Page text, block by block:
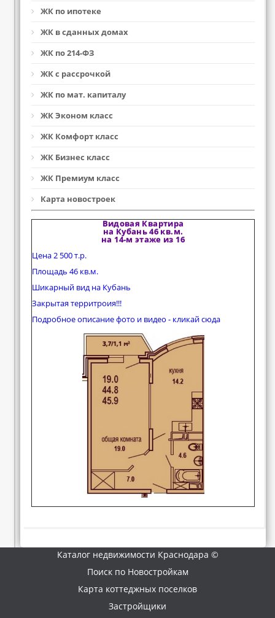
ЖК по ипотеке
ЖК в сданных домах
ЖК по 214-ФЗ
ЖК с рассрочкой
ЖК по мат. капиталу
ЖК Эконом класс
ЖК Комфорт класс
ЖК Бизнес класс
ЖК Премиум класс
Карта новостроек
Видовая Квартира
на Кубань 46 кв.м.
на 14-м этаже из 16
Цена 2 500 т.р.
Площадь 46 кв.м.
Шикарный вид на Кубань
Закрытая территроия!!!
Подробное описание фото и видео - кликай сюда
Каталог недвижимости Краснодара ©
Поиск по Новостройкам
Карта коттеджных поселков
Застройщики